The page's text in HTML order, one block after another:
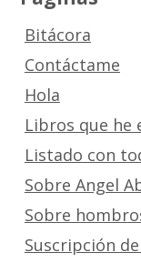
Bitácora
Contáctame
Hola
Libros que he
Listado con
Sobre Angel
Sobre
Suscripción